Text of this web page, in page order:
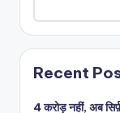
Recent
4 करोड़ नहीं, अब